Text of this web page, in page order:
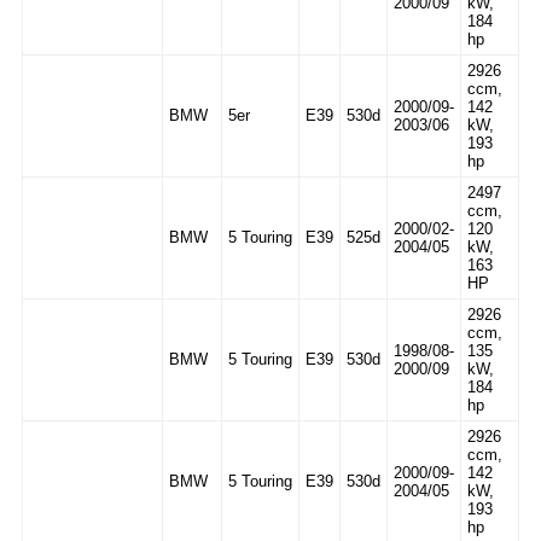
184
hp
BMW 5er E39 530d
2000/09-
2003/06
2926
ccm,
142
kW,
193
hp
BMW 5 Touring E39 525d
2000/02-
2004/05
2497
ccm,
120
kW,
163
HP
BMW 5 Touring E39 530d
1998/08-
2000/09
2926
ccm,
135
kW,
184
hp
BMW 5 Touring E39 530d
2000/09-
2004/05
2926
ccm,
142
kW,
193
hp